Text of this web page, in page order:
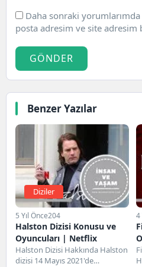
Daha sonraki yorumlarımda
posta adresim ve site adresim
GÖNDER
Benzer Yazılar
Diziler
5 Yıl Önce204
Halston Dizisi Konusu ve
Oyuncuları | Netflix
Halston Dizisi Hakkında Halston
dizisi 14 Mayıs 2021'de
4